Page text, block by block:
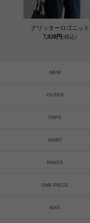
グリッターロゴニット
7,920円(税込)
NEW
OUTER
TOPS
SKIRT
PANTS
ONE-PIECE
BAG